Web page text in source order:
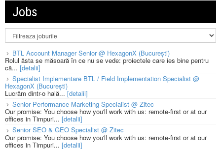
Jobs
BTL Account Manager Senior @ HexagonX (București)
Rolul ăsta se măsoară în ce nu se vede: proiectele care ies bine pentru
că... [detalii]
Specialist Implementare BTL / Field Implementation Specialist @
HexagonX (București)
Lucrăm dintr-o hală... [detalii]
Senior Performance Marketing Specialist @ Zitec
Our promise: You choose how you'll work with us: remote-first or at our
offices in Timpuri... [detalii]
Senior SEO & GEO Specialist @ Zitec
Our promise: You choose how you'll work with us: remote-first or at our
offices in Timpuri... [detalii]